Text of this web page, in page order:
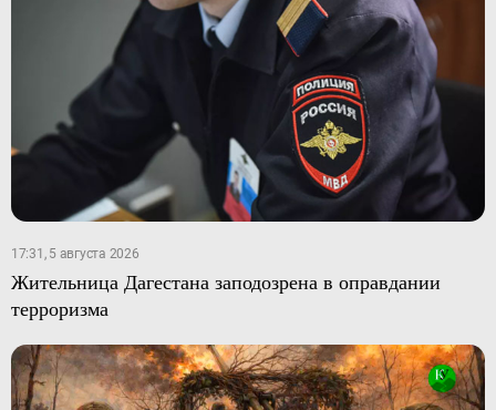
17:31, 5 августа 2026
Жительница Дагестана заподозрена в оправдании
терроризма